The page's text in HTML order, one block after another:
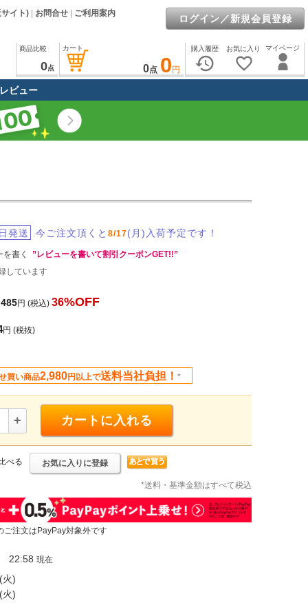
イト) お問合せ ご利用案内 ログイン／新規会員登録
マイページ
お気に入り
favorite_border
購入履歴
history
カート
0点 0 円
商品比較
0点
ビュー
発送 今ご注文頂くと 8/17(月)入荷予定です！
書く
”レビューを書いて割引クーポンGET!!”
しています
円 (税込) 36%OFF
円 (税抜)
買い商品2,980円以上で送料当社負担！ *
+ カートに入れる
べる お気に入りに登録
*送料・基準金額はすべて税込
注文はPayPay対象外です
22:58 現在
(火)
(火)